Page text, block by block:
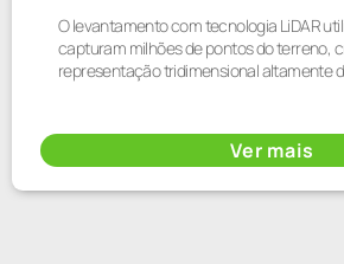
O levantamento com tecnologia LiDAR
capturam milhões de pontos do terreno,
representação tridimensional altamente
Ver mais